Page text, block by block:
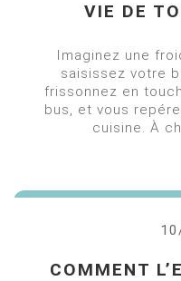
VIE DE
Imaginez une
saisissez votre
frissonnez en
bus, et vous
cuisine. À
COMMENT